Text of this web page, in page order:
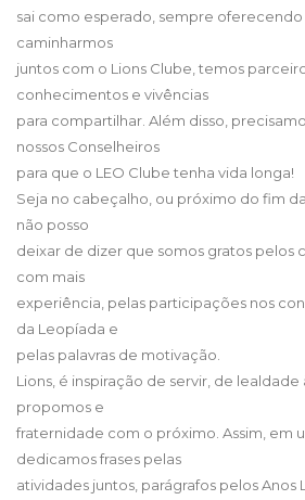
sai como esperado, sempre
caminharmos
juntos com o Lions Clube, temos
conhecimentos e vivências
para compartilhar. Além disso,
nossos Conselheiros
para que o LEO Clube tenha vida longa!
Seja no cabeçalho, ou próximo do fim
não posso
deixar de dizer que somos gratos pelos
com mais
experiência, pelas participações nos
da Leopíada e
pelas palavras de motivação.
Lions, é inspiração de servir, de
propomos e
fraternidade com o próximo. Assim, em
dedicamos frases pelas
atividades juntos, parágrafos pelos Anos